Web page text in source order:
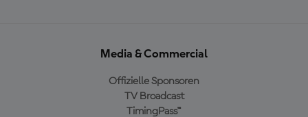
Media & Commercial
Offizielle Sponsoren
TV Broadcast
TimingPass™